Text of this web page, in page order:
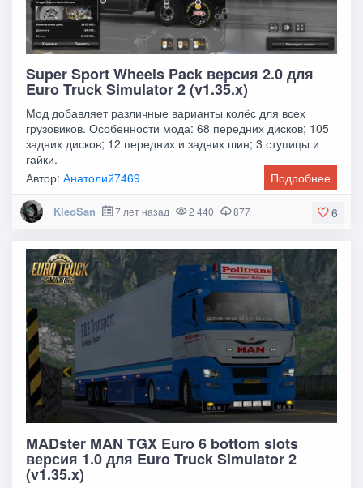
Super Sport Wheels Pack версия 2.0 для
Euro Truck Simulator 2 (v1.35.x)
Мод добавляет различные варианты колёс для всех
грузовиков. Особенности мода: 68 передних дисков; 105
задних дисков; 12 передних и задних шин; 3 ступицы и
гайки.
Автор:Анатолий7469 Подробнее
6
KleoSan 7 лет назад 2 440 877
MADster MAN TGX Euro 6 bottom slots
версия 1.0 для Euro Truck Simulator 2
(v1.35.x)